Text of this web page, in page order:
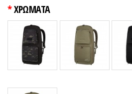
ΧΡΩΜΑΤΑ